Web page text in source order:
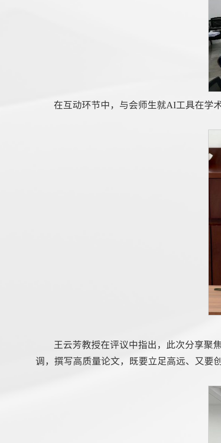
在互动环节中，与会师生就AI工具在学
王云芳教授在评议中指出，此次分享聚
调，撰写高质量论文，既要立足高远、又要